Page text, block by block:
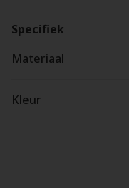
Specifiek
Materiaal
Kleur